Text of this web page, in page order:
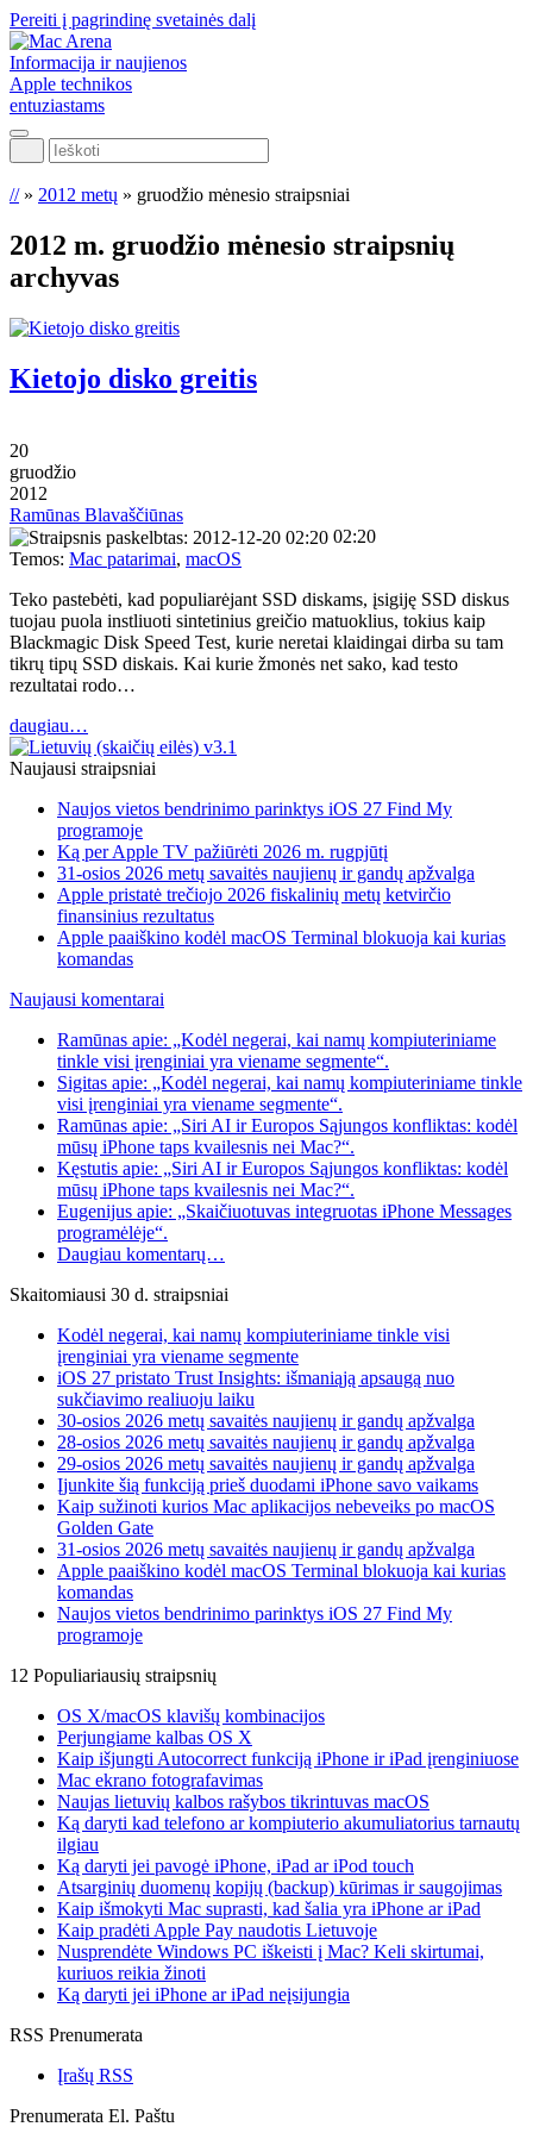
Pereiti į pagrindinę svetainės dalį
Informacija ir naujienos
Apple technikos
entuziastams
Ieškoti
//» 2012 metų » gruodžio mėnesio straipsniai
2012 m. gruodžio mėnesio straipsnių
archyvas
Kietojo disko greitis
20
gruodžio
2012
Ramūnas Blavaščiūnas
02:20
Temos: Mac patarimai, macOS
Teko pastebėti, kad populiarėjant SSD diskams, įsigiję SSD diskus
tuojau puola instliuoti sintetinius greičio matuoklius, tokius kaip
Blackmagic Disk Speed Test, kurie neretai klaidingai dirba su tam
tikrų tipų SSD diskais. Kai kurie žmonės net sako, kad testo
rezultatai rodo…
daugiau…
Naujausi straipsniai
Naujos vietos bendrinimo parinktys iOS 27 Find My
programoje
Ką per Apple TV pažiūrėti 2026 m. rugpjūtį
31-osios 2026 metų savaitės naujienų ir gandų apžvalga
Apple pristatė trečiojo 2026 fiskalinių metų ketvirčio
finansinius rezultatus
Apple paaiškino kodėl macOS Terminal blokuoja kai kurias
komandas
Naujausi komentarai
Ramūnas apie: „Kodėl negerai, kai namų kompiuteriniame
tinkle visi įrenginiai yra viename segmente“.
Sigitas apie: „Kodėl negerai, kai namų kompiuteriniame tinkle
visi įrenginiai yra viename segmente“.
Ramūnas apie: „Siri AI ir Europos Sąjungos konfliktas: kodėl
mūsų iPhone taps kvailesnis nei Mac?“.
Kęstutis apie: „Siri AI ir Europos Sąjungos konfliktas: kodėl
mūsų iPhone taps kvailesnis nei Mac?“.
Eugenijus apie: „Skaičiuotuvas integruotas iPhone Messages
programėlėje“.
Daugiau komentarų…
Skaitomiausi 30 d. straipsniai
Kodėl negerai, kai namų kompiuteriniame tinkle visi
įrenginiai yra viename segmente
iOS 27 pristato Trust Insights: išmaniąją apsaugą nuo
sukčiavimo realiuoju laiku
30-osios 2026 metų savaitės naujienų ir gandų apžvalga
28-osios 2026 metų savaitės naujienų ir gandų apžvalga
29-osios 2026 metų savaitės naujienų ir gandų apžvalga
Įjunkite šią funkciją prieš duodami iPhone savo vaikams
Kaip sužinoti kurios Mac aplikacijos nebeveiks po macOS
Golden Gate
31-osios 2026 metų savaitės naujienų ir gandų apžvalga
Apple paaiškino kodėl macOS Terminal blokuoja kai kurias
komandas
Naujos vietos bendrinimo parinktys iOS 27 Find My
programoje
12 Populiariausių straipsnių
OS X/macOS klavišų kombinacijos
Perjungiame kalbas OS X
Kaip išjungti Autocorrect funkciją iPhone ir iPad įrenginiuose
Mac ekrano fotografavimas
Naujas lietuvių kalbos rašybos tikrintuvas macOS
Ką daryti kad telefono ar kompiuterio akumuliatorius tarnautų
ilgiau
Ką daryti jei pavogė iPhone, iPad ar iPod touch
Atsarginių duomenų kopijų (backup) kūrimas ir saugojimas
Kaip išmokyti Mac suprasti, kad šalia yra iPhone ar iPad
Kaip pradėti Apple Pay naudotis Lietuvoje
Nusprendėte Windows PC iškeisti į Mac? Keli skirtumai,
kuriuos reikia žinoti
Ką daryti jei iPhone ar iPad neįsijungia
RSS Prenumerata
Įrašų RSS
Prenumerata El. Paštu